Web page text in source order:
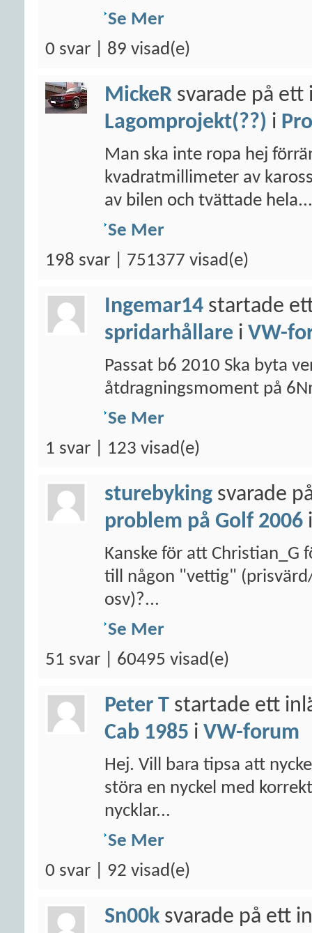
Se Mer
0 svar | 89 visad(e)
MickeR svarade på ett
Lagomprojekt(??) i
Man ska inte ropa hej
kvadratmillimeter av
av bilen och tvättade hela...
Se Mer
198 svar | 751377 visad(e)
Ingemar14 startade
spridarhållare i VW-
Passat b6 2010 Ska byta
åtdragningsmoment på
Se Mer
1 svar | 123 visad(e)
sturebyking svarade
problem på Golf 2006
Kanske för att Christian_G
till någon "vettig"
osv)?...
Se Mer
51 svar | 60495 visad(e)
Peter T startade ett
Cab 1985 i VW-forum
Hej. Vill bara tipsa att
störa en nyckel med
nycklar...
Se Mer
0 svar | 92 visad(e)
Sn00k svarade på ett